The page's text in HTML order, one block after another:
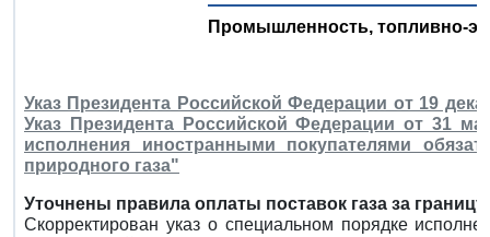
Промышленность, топливно-
Указ Президента Российской Федерации от 19
Указ Президента Российской Федерации от 31
исполнения иностранными покупателями
природного газа"
Уточнены правила оплаты поставок газа за
Скорректирован указ о специальном порядке